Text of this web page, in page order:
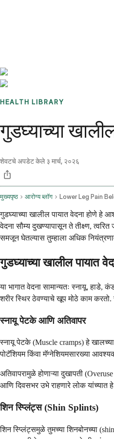
HEALTH LIBRARY
गुडघ्याच्या
शेवटचे अपडेट केले ३ मार्च, २०२६
मुख्यपृष्ठ आरोग्य ब्लॉग
गुडघ्याच्या खालील पायात वेदना होणे हे
वेदना सौम्य दुखण्यापासून ते तीक्ष्ण,
समजून घेतल्यास तुम्हाला अधिक
गुडघ्याच्या खालील पायात
या भागात वेदना सामान्यतः स्नायू,
शरीर स्थिर ठेवण्याचे खूप मोठे काम
स्नायू पेटके आणि अतिवापर
स्नायू पेटके (Muscle cramps) हे
पोटॅशियम किंवा मॅग्नेशियमसारख्या
अतिवापरामुळे होणाऱ्या दुखापती
आणि दिवसभर उभे राहणारे लोक यांच्यात
शिन स्प्लिंट्स (Shin Splints)
शिन स्प्लिंट्समुळे तुमच्या शिनबोनच्या